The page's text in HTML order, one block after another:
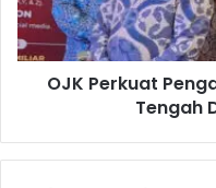
w
a
n
n
k
u
a
OJK Perkuat
Tengah